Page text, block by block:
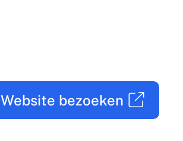
Website bezoeken